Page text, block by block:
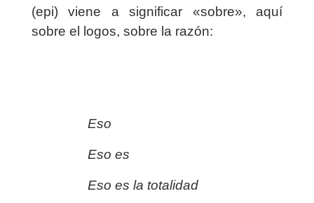
(epi) viene a significar «sobre», aquí
sobre el logos, sobre la razón:
Eso
Eso es
Eso es la totalidad